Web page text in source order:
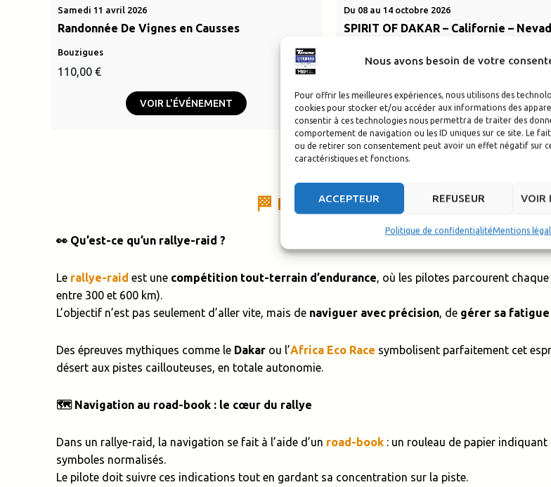
Nous avons besoin de votre
Pour offrir les meilleures expériences, nous utilisons des
cookies pour stocker et/ou accéder aux informations des
consentir à ces technologies nous permettra de traiter des
comportement de navigation ou les ID uniques sur ce site. Le
ou de retirer son consentement peut avoir un effet négatif sur
caractéristiques et fonctions.
ACCEPTEUR REFUSEUR VOIR
Politique de confidentialitéMentions
Samedi 11 avril 2026
Randonnée De Vignes en Causses
Bouzigues
110,00 €
VOIR L'ÉVÉNEMENT
Du 08 au 14 octobre 2026
SPIRIT OF DAKAR – Californie –
VOIR L'ÉVÉNEMENT
🏁 Le Rallye-Raid : l’essence de
👀 Qu’est-ce qu’un rallye-raid ?
Le rallye-raid est une compétition tout-terrain d’endurance, où les pilotes parcourent
entre 300 et 600 km).
L’objectif n’est pas seulement d’aller vite, mais de naviguer avec précision, de gérer sa fatigue
Des épreuves mythiques comme le Dakar ou l’Africa Eco Race symbolisent parfaitement cet
désert aux pistes caillouteuses, en totale autonomie.
🗺️ Navigation au road-book : le cœur du rallye
Dans un rallye-raid, la navigation se fait à l’aide d’un road-book : un rouleau de papier
symboles normalisés.
Le pilote doit suivre ces indications tout en gardant sa concentration sur la piste.